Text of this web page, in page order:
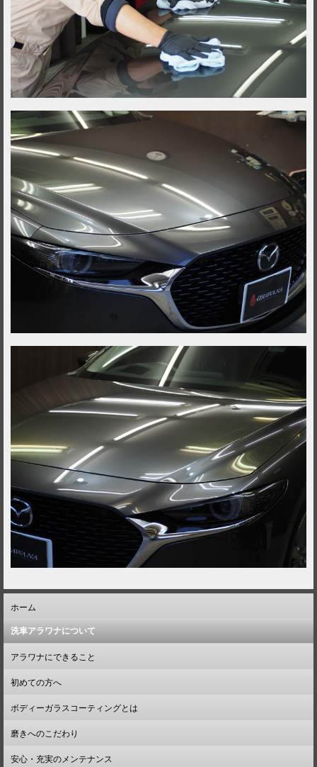
ホーム
洗車アラワナについて
アラワナにできること
初めての方へ
ボディーガラスコーティングとは
磨きへのこだわり
安心・充実のメンテナンス